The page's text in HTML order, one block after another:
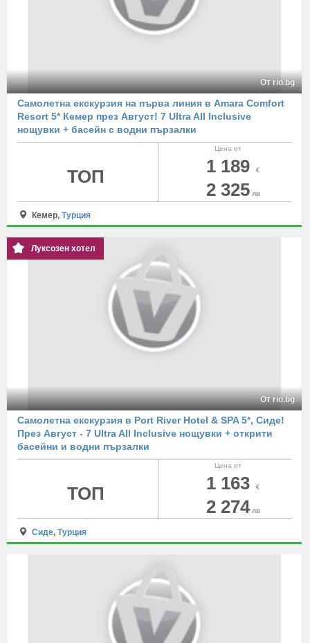
От rio.bg
Самолетна екскурзия на първа линия в Amara Comfort
Resort 5* Кемер през Август! 7 Ultra All Inclusive
нощувки + басейн с водни пързалки
Цена от
1 189 €
2 325 лв
ТОП
Кемер,Турция
Луксозен хотел
От rio.bg
Самолетна екскурзия в Port River Hotel & SPA 5*, Сиде!
През Август - 7 Ultra All Inclusive нощувки + открити
басейни и водни пързалки
Цена от
1 163 €
2 274 лв
ТОП
Сиде,Турция